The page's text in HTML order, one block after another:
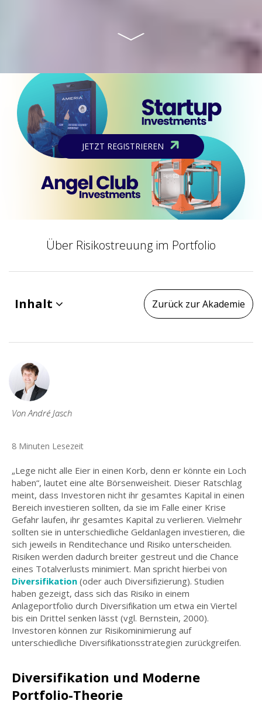
JETZT REGISTRIEREN
Über Risikostreuung im Portfolio
Inhalt Zurück zur Akademie
Von André Jasch
8 Minuten Lesezeit
„Lege nicht alle Eier in einen Korb, denn er könnte ein Loch
haben“, lautet eine alte Börsenweisheit. Dieser Ratschlag
meint, dass Investoren nicht ihr gesamtes Kapital in einen
Bereich investieren sollten, da sie im Falle einer Krise
Gefahr laufen, ihr gesamtes Kapital zu verlieren. Vielmehr
sollten sie in unterschiedliche Geldanlagen investieren, die
sich jeweils in Renditechance und Risiko unterscheiden.
Risiken werden dadurch breiter gestreut und die Chance
eines Totalverlusts minimiert. Man spricht hierbei von
Diversifikation (oder auch Diversifizierung). Studien
haben gezeigt, dass sich das Risiko in einem
Anlageportfolio durch Diversifikation um etwa ein Viertel
bis ein Drittel senken lässt (vgl. Bernstein, 2000).
Investoren können zur Risikominimierung auf
unterschiedliche Diversifikationsstrategien zurückgreifen.
Diversifikation und Moderne
Portfolio-Theorie